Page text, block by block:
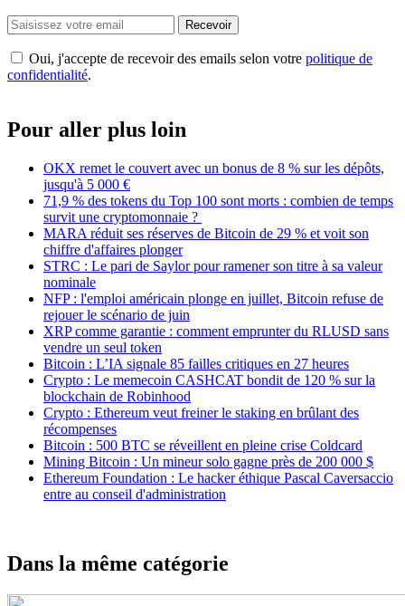
Recevoir
Oui, j'accepte de recevoir des emails selon votre politique de
confidentialité.
Pour aller plus loin
OKX remet le couvert avec un bonus de 8 % sur les dépôts,
jusqu'à 5 000 €
71,9 % des tokens du Top 100 sont morts : combien de temps
survit une cryptomonnaie ?
MARA réduit ses réserves de Bitcoin de 29 % et voit son
chiffre d'affaires plonger
STRC : Le pari de Saylor pour ramener son titre à sa valeur
nominale
NFP : l'emploi américain plonge en juillet, Bitcoin refuse de
rejouer le scénario de juin
XRP comme garantie : comment emprunter du RLUSD sans
vendre un seul token
Bitcoin : L’IA signale 85 failles critiques en 27 heures
Crypto : Le memecoin CASHCAT bondit de 120 % sur la
blockchain de Robinhood
Crypto : Ethereum veut freiner le staking en brûlant des
récompenses
Bitcoin : 500 BTC se réveillent en pleine crise Coldcard
Mining Bitcoin : Un mineur solo gagne près de 200 000 $
Ethereum Foundation : Le hacker éthique Pascal Caversaccio
entre au conseil d'administration
Dans la même catégorie